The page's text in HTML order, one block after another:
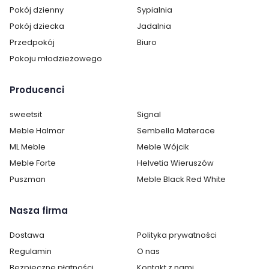
Podłokietniki: bez podłokietników
Kolor mebla: Metal
Rodzaj nóg:
Materiał korpusu:
Szerokość siedziska: 44 cm
Wysokość siedziska: 47 cm
Pomieszczenie:
Biuro
Pokój dzienny
Sypialnia
Pokój dziecka
Jadalnia
Przedpokój
Biuro
Pokoju młodzieżowego
Producenci
sweetsit
Signal
Meble Halmar
Sembella Materace
ML Meble
Meble Wójcik
Meble Forte
Helvetia Wieruszów
Puszman
Meble Black Red White
Nasza firma
Dostawa
Polityka prywatności
Regulamin
O nas